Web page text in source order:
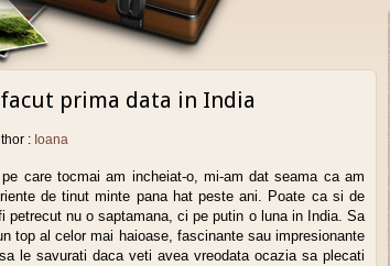
prima data in India
: Ioana
care tocmai am incheiat-o, mi-am dat seama ca am
de tinut minte pana hat peste ani. Poate ca si de
nu o saptamana, ci pe putin o luna in India. Sa
top al celor mai haioase, fascinante sau impresionante
le savurati daca veti avea vreodata ocazia sa plecati